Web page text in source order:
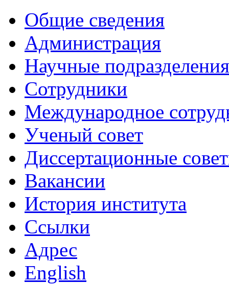
Общие сведения
Администрация
Научные подразделения
Сотрудники
Международное
Ученый совет
Диссертационные
Вакансии
История института
Ссылки
Адрес
English